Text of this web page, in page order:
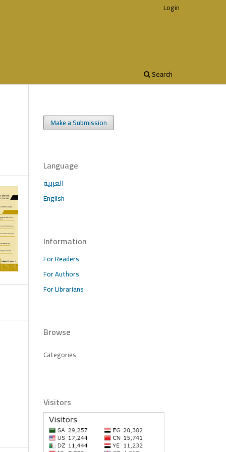
Search
Login
Make a Submission
Language
العربية
English
Information
For Readers
For Authors
For Librarians
Browse
Categories
Visitors